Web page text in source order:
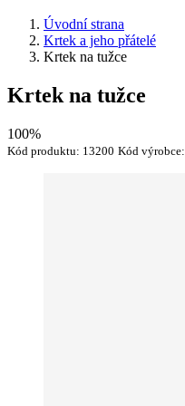
Úvodní strana
Krtek a jeho přátelé
Krtek na tužce
Krtek na tužce
100%
Kód produktu: 13200 Kód výrobce: